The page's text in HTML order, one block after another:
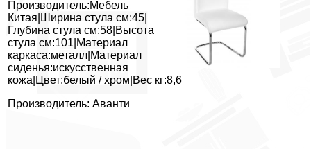
Производитель:Мебель
Китая|Ширина стула см:45|
Глубина стула см:58|Высота
стула см:101|Материал
каркаса:металл|Материал
сиденья:искусственная
кожа|Цвет:белый / хром|Вес кг:8,6
Производитель: Аванти